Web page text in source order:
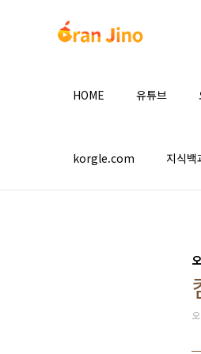
HOME 유튜브
korgle.com 지식